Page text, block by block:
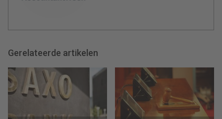
Gerelateerde artikelen